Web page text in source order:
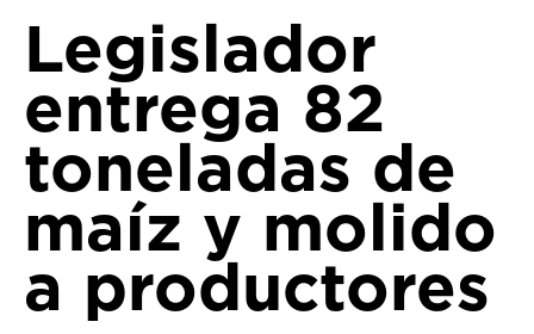
Legislador
entrega 82
toneladas de
maíz y molido
a productores